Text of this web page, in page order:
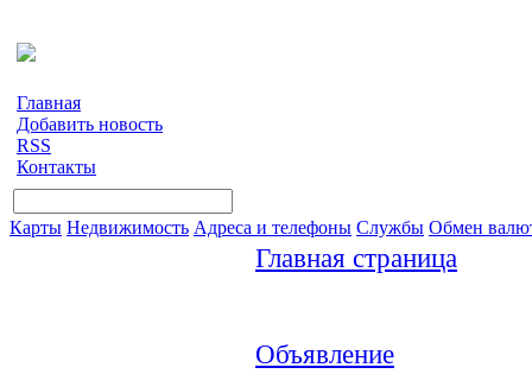
Главная
Добавить новость
RSS
Контакты
Карты Недвижимость Адреса и телефоны Службы Обмен
Главная страница
Объявление